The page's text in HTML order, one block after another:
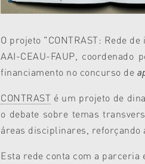
O projeto "CONTRAST: Rede
AAI-CEAU-FAUP, coordenado
financiamento no concurso de
CONTRAST é um projeto de
o debate sobre temas
áreas disciplinares, reforçando
Esta rede conta com a